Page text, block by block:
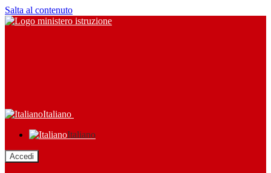
Salta al contenuto
Italiano
Italiano
Accedi